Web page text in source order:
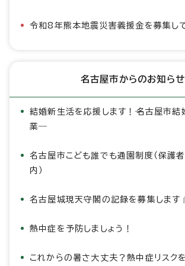
令和8年熊本地震災害義援金を募集し
名古屋市からのお知らせ
結婚新生活を応援します！―名古屋市
業―
名古屋市こども誰でも通園制度（保護
内）
名古屋城現天守閣の記録を募集します
熱中症を予防しましょう！
これからの暑さ大丈夫？熱中症リスク